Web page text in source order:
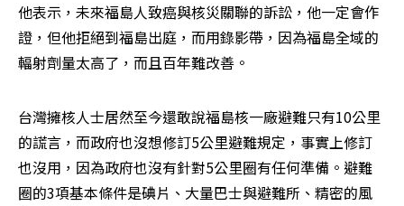
他表示，未來福島人致癌與核災關聯的訴訟，他一定會作
證，但他拒絕到福島出庭，而用錄影帶，因為福島全域的
輻射劑量太高了，而且百年難改善。
台灣擁核人士居然至今還敢說福島核一廠避難只有10公里
的謊言，而政府也沒想修訂5公里避難規定，事實上修訂
也沒用，因為政府也沒有針對5公里圈有任何準備。避難
圈的3項基本條件是碘片、大量巴士與避難所、精密的風